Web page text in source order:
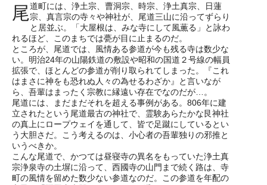
尾道町には、浄土宗、曹洞宗、時宗、浄土真宗、日蓮
宗、真言宗の寺々や神社が、尾道三山に沿ってずらり
と居並ぶ。「大屋根は、みな寺にして風薫る」と詠わ
れるほど、このまちでは甍が目に止まるのだ。
ところが、尾道では、風情ある参道が今も残る寺は数少な
い。明治24年の山陽鉄道の敷設や昭和の国道２号線の幅員
拡張で、ほとんどの参道が削り取られてしまった。『これ
はまさに神をも恐れぬ人々の為せるわざか』と言いなが
ら、吾輩はまったく宗教に縁遠い存在でなのだが…。
尾道には、まだまだそれを超える事例がある。806年に建
立されたという尾道最古の神社で、霊験あらたかな艮神社
の真上にロープウェイを通して、皆で足蹴にしているとい
う大胆さだ。こう考えるのは、小心者の吾輩独りの邪推と
いうべきか。
こんな尾道で、かつては昼寝寺の異名をもっていた浄土真
宗浄泉寺の土塀に沿って、西國寺の山門まで続く路は、寺
町の風情を留めた数少ない参道なのだ。この参道を年配の